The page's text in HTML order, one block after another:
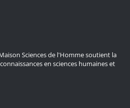
Sciences de l'Homme soutient la
en sciences humaines et